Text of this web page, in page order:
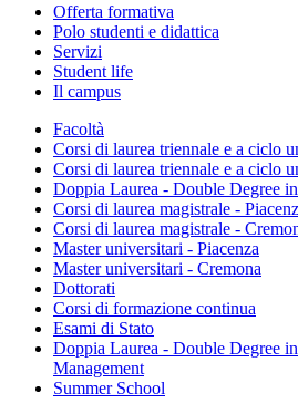
Offerta formativa
Polo studenti e didattica
Servizi
Student life
Il campus
Facoltà
Corsi di laurea triennale e a ciclo
Corsi di laurea triennale e a ciclo
Doppia Laurea - Double Degree
Corsi di laurea magistrale -
Corsi di laurea magistrale -
Master universitari - Piacenza
Master universitari - Cremona
Dottorati
Corsi di formazione continua
Esami di Stato
Doppia Laurea - Double Degree
Management
Summer School